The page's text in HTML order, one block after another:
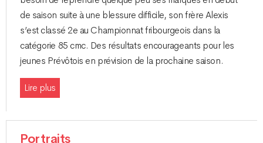
de saison suite à une blessure difficile, son frère Alexis
s’est classé 2e au Championnat fribourgeois dans la
catégorie 85 cmc. Des résultats encourageants pour les
jeunes Prévôtois en prévision de la prochaine saison.
Lire plus
Portraits